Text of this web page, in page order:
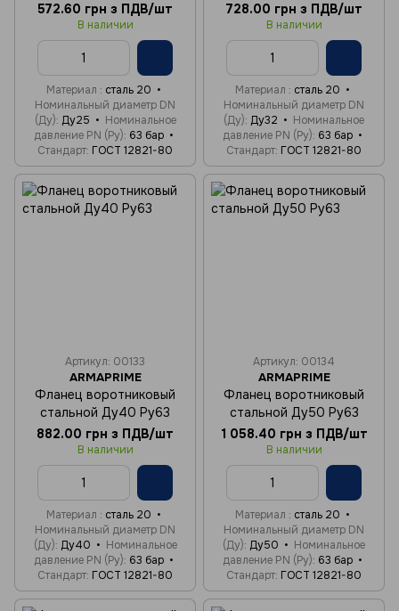
572.60 грн з ПДВ/шт
В наличии
Материал
сталь 20
Номинальный диаметр DN
(Ду) Ду25
Номинальное
давление PN (Ру) 63 бар
Стандарт ГОСТ 12821-80
728.00 грн з ПДВ/шт
В наличии
Материал
сталь 20
Номинальный диаметр DN
(Ду) Ду32
Номинальное
давление PN (Ру) 63 бар
Стандарт ГОСТ 12821-80
Артикул: 00133
ARMAPRIME
Фланец воротниковый
стальной Ду40 Ру63
882.00 грн з ПДВ/шт
В наличии
Материал
сталь 20
Номинальный диаметр DN
(Ду) Ду40
Номинальное
давление PN (Ру) 63 бар
Стандарт ГОСТ 12821-80
Артикул: 00134
ARMAPRIME
Фланец воротниковый
стальной Ду50 Ру63
1 058.40 грн з ПДВ/шт
В наличии
Материал
сталь 20
Номинальный диаметр DN
(Ду) Ду50
Номинальное
давление PN (Ру) 63 бар
Стандарт ГОСТ 12821-80